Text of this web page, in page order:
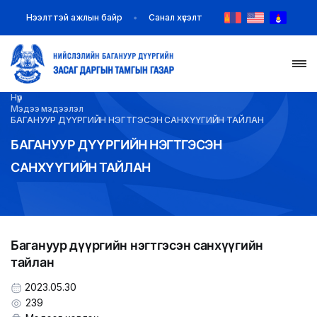
НҮҮР
ТАНИЛЦУУЛГА
ЗАХИРАМЖ ШИЙДВЭР
ИЛ ТОД БАЙДАЛ
Нээлттэй ажлын байр Санал хүсэлт
Нүүр
Мэдээ мэдээлэл
БАГАНУУР ДҮҮРГИЙН НЭГТГЭСЭН САНХҮҮГИЙН ТАЙЛАН
БАГАНУУР ДҮҮРГИЙН НЭГТГЭСЭН
САНХҮҮГИЙН ТАЙЛАН
Багануур дүүргийн нэгтгэсэн санхүүгийн
тайлан
2023.05.30
239